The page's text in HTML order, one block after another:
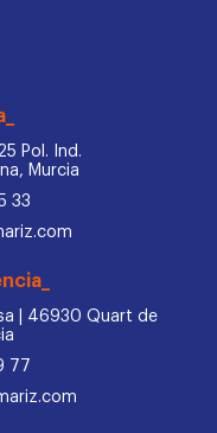
Pol. Ind.
Murcia
33
| 46930 Quart de
77